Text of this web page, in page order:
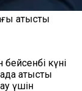
атысты
күні
атысты
үшін